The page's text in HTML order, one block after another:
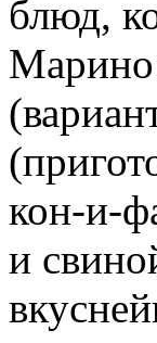
блюд,
кон-и-
и